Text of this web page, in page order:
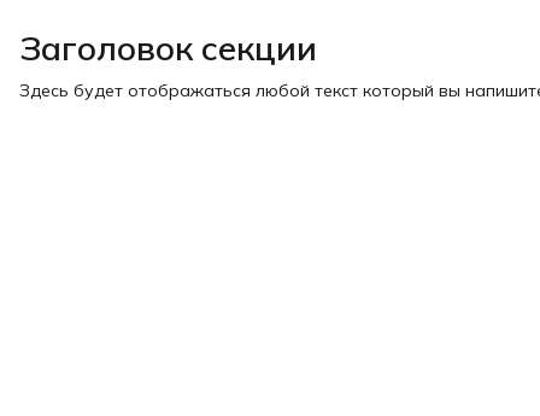
Заголовок секции
Здесь будет отображаться любой текст который вы